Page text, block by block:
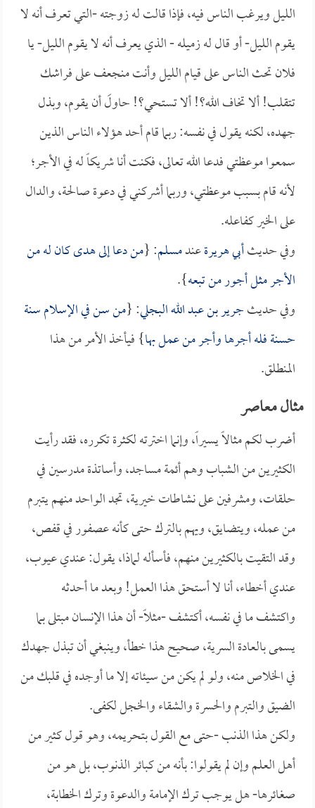
الليل ويرغب الناس فيه، فإذا قالت له زوجته -التي تعرف أنه لا
يقوم الليل- أو قال له زميله - الذي يعرف أنه لا يقوم الليل- يا
فلان تحث الناس على قيام الليل وأنت منجعف على فراشك
تتقلب! ألا تخاف الله؟! ألا تستحي؟! حاولَ أن يقوم، وبذل
جهده، لكنه يقول في نفسه: ربما قام أحد هؤلاء الناس الذين
سمعوا موعظتي فدعا الله تعالى، فكنت أنا شريكاً له في الأجر؛
لأنه قام بسبب موعظتي، وربما أشركني في دعوة صالحة، والدال
على الخير كفاعله.
وفي حديثأبي هريرةعندمسلم: {من دعا إلى هدى كان له من
الأجر مثل أجور من تبعه}.
وفي حديثجرير بن عبد الله البجلي: {من سن في الإسلام سنة
حسنة فله أجرها وأجر من عمل بها} فيأخذ الأمر من هذا
المنطلق.
مثال معاصر
أضرب لكم مثالاً يسيراً، وإنما اخترته لكثرة تكرره، فقد رأيت
الكثيرين من الشباب وهم أئمة مساجد، وأساتذة مدرسين في
حلقات، ومشرفين على نشاطات خيرية، تجد الواحد منهم يتبرم
من عمله، ويتضايق، ويهم بالترك حتى كأنه عصفور في قفص،
وقد التقيت بالكثيرين منهم، فأسأله لماذا، يقول: عندي عيوب،
عندي أخطاء، أنا لا أستحق هذا العمل! وبعد ما أحدثه
واكتشف ما في نفسه، أكتشف -مثلاً- أن هذا الإنسان مبتلى بما
يسمى بالعادة السرية، صحيح هذا خطأ، وينبغي أن تبذل جهدك
في الخلاص منه، ولو لم يكن من سيئاته إلا ما أوجده في قلبك من
الضيق والتبرم والحسرة والشقاء والخجل لكفى.
ولكن هذا الذنب -حتى مع القول بتحريمه، وهو قول كثير من
أهل العلم وإن لم يقولوا: بأنه من كبائر الذنوب، بل هو من
صغائرها- هل يوجب ترك الإمامة والدعوة وترك الخطابة،